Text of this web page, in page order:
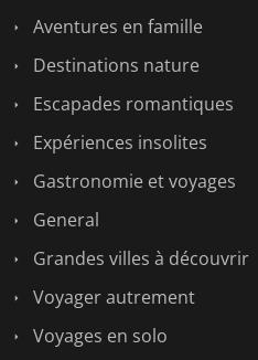
Aventures en famille
Destinations nature
Escapades romantiques
Expériences insolites
Gastronomie et voyages
General
Grandes villes à découvrir
Voyager autrement
Voyages en solo